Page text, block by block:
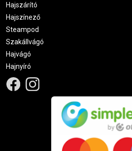
Hajszárító
Hajszínező
Steampod
Szakállvágó
Hajvágó
Hajnyíró